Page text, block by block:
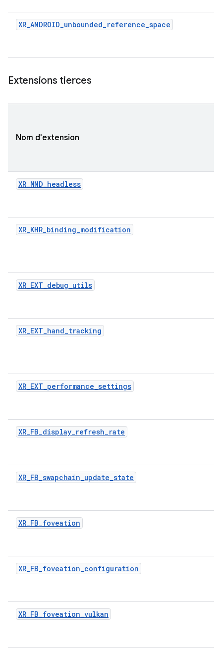
XR_ANDROID_unbounded_reference_space
Extensions tierces
Nom d'extension
XR_MND_headless
XR_KHR_binding_modification
XR_EXT_debug_utils
XR_EXT_hand_tracking
XR_EXT_performance_settings
XR_FB_display_refresh_rate
XR_FB_swapchain_update_state
XR_FB_foveation
XR_FB_foveation_configuration
XR_FB_foveation_vulkan